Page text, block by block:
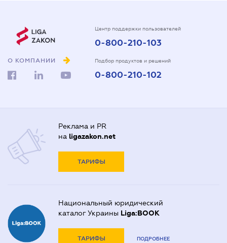
О КОМПАНИИ
Центр поддержки пользователей
0-800-210-103
Подбор продуктов и решений
0-800-210-102
Реклама и PR
на ligazakon.net
ТАРИФЫ
Национальный юридический
каталог Украины Liga:BOOK
ТАРИФЫ ПОДРОБНЕЕ